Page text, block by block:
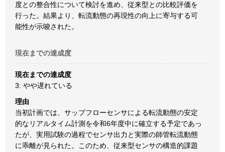
度との整合性について検討を進め、従来型との比較評価を
行った。結果より、転流動態の再現性の向上に寄与する可
能性が示唆された。
現在までの達成度
現在までの達成度
3: やや遅れている
理由
当初計画では、サップフローセンサによる転流動態の安定
的なリアルタイム計測を令和6年度中に確立する予定であっ
たが、実用試験の過程でセンサ出力と実際の師管転流動態
に乖離が見られた。このため、従来型センサの構造的課題